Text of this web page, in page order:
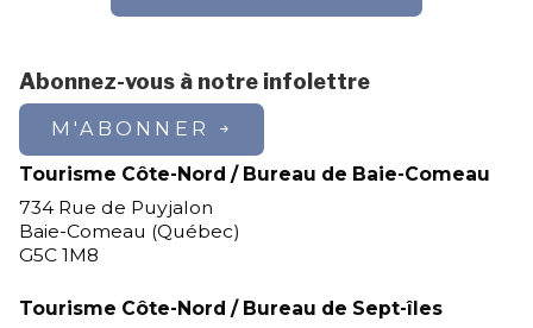
Abonnez-vous à notre infolettre
M'ABONNER
Tourisme Côte-Nord / Bureau de Baie-Comeau
734 Rue de Puyjalon
Baie-Comeau (Québec)
G5C 1M8
Tourisme Côte-Nord / Bureau de Sept-îles